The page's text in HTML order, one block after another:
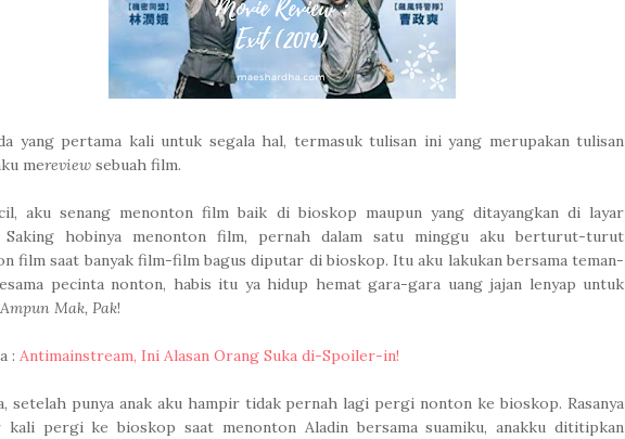
yang pertama kali untuk segala hal, termasuk tulisan ini yang merupakan tulisan
mereview sebuah film.
aku senang menonton film baik di bioskop maupun yang ditayangkan di layar
Saking hobinya menonton film, pernah dalam satu minggu aku berturut-turut
film saat banyak film-film bagus diputar di bioskop. Itu aku lakukan bersama teman-
pecinta nonton, habis itu ya hidup hemat gara-gara uang jajan lenyap untuk
Ampun Mak, Pak!
: Antimainstream, Ini Alasan Orang Suka di-Spoiler-in!
setelah punya anak aku hampir tidak pernah lagi pergi nonton ke bioskop. Rasanya
pergi ke bioskop saat menonton Aladin bersama suamiku, anakku dititipkan